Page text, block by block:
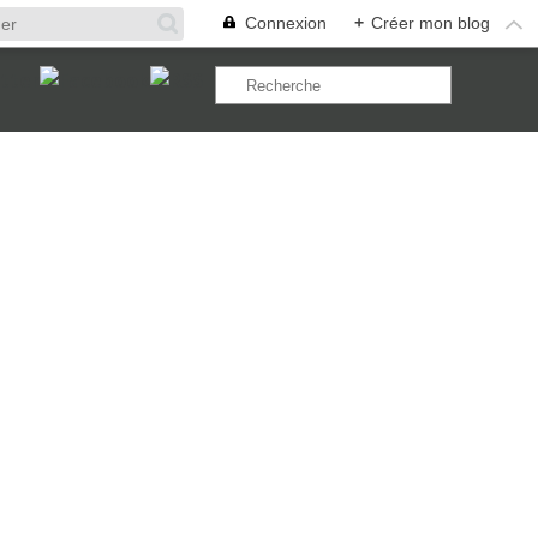
Connexion + Créer mon blog